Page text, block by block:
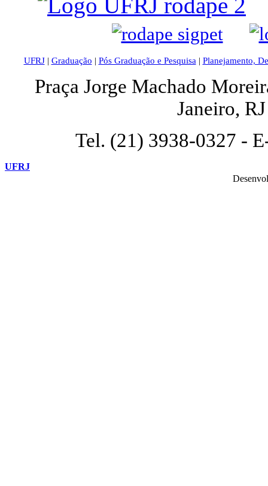
UFRJ| Graduação | Pós Graduação e Pesquisa| Planejamento,
Praça Jorge Machado
Janeiro,
Tel. (21) 3938-0327 -
UFRJ